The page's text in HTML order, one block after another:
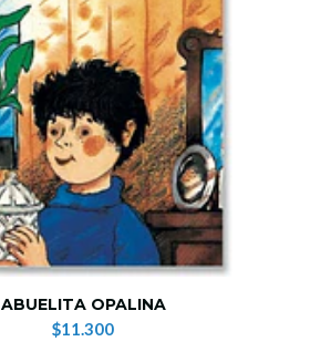
ABUELITA OPALINA
$11.300